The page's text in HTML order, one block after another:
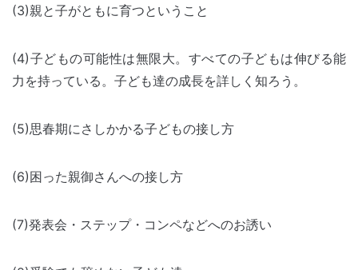
(3)親と子がともに育つということ
(4)子どもの可能性は無限大。すべての子どもは伸びる能
力を持っている。子ども達の成長を詳しく知ろう。
(5)思春期にさしかかる子どもの接し方
(6)困った親御さんへの接し方
(7)発表会・ステップ・コンペなどへのお誘い